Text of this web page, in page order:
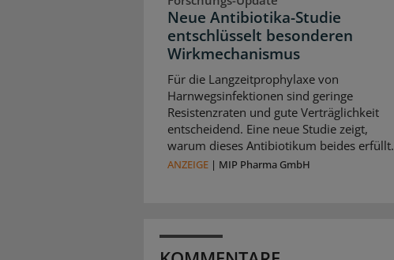
Neue Antibiotika-Studie
entschlüsselt besonderen
Wirkmechanismus
Für die Langzeitprophylaxe von
Harnwegsinfektionen sind geringe
Resistenzraten und gute Verträglichkeit
entscheidend. Eine neue Studie zeigt,
warum dieses Antibiotikum beides erfüllt.
ANZEIGE | MIP Pharma GmbH